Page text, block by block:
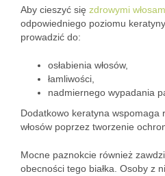
Aby cieszyć się zdrowymi
odpowiedniego poziomu
prowadzić do:
osłabienia włosów,
łamliwości,
nadmiernego wypadania
Dodatkowo keratyna wspomaga
włosów poprzez tworzenie
Mocne paznokcie również
obecności tego białka. Osoby z